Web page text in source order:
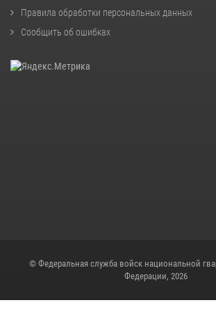
Правила обработки персональных данных
Сообщить об ошибках
© Федеральная служба войск национальной
Федерации, 2026